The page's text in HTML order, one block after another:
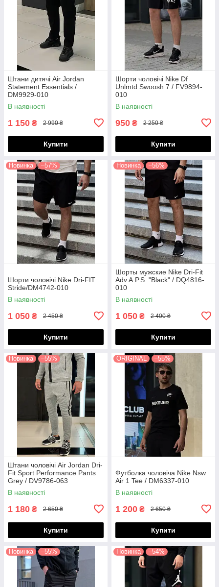
Штани дитячі Air Jordan
Statement Essentials /
DM9929-010
(Розміри:M,L,XL,XXL)
В наявності
1 150 ₴ 2 990 ₴
Купити
Шорти чоловічі Nike Df
Unlmtd Swoosh 7 / FV9894-
010
В наявності
950 ₴ 2 250 ₴
Купити
Новинка –57%
Шорти чоловічі Nike Dri-FIT
Stride/DM4742-010
В наявності
1 050 ₴ 2 450 ₴
Купити
Новинка –56%
Шорты мужские Nike Dri-Fit
Adv A.P.S. "Black" / DQ4816-
010
В наявності
1 050 ₴ 2 400 ₴
Купити
Новинка –55%
Штани чоловічі Air Jordan Dri-
Fit Sport Performance Pants
Grey / DV9786-063
В наявності
1 180 ₴ 2 650 ₴
Купити
ORIGINAL –55%
Футболка чоловіча Nike Nsw
Air 1 Tee / DM6337-010
В наявності
1 200 ₴ 2 650 ₴
Купити
Новинка –55% Новинка –54%